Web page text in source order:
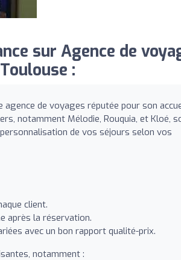
sur Agence de
:
agence de voyages réputée pour son
notamment Mélodie, Rouquia, et Kloé,
de vos séjours selon vos
client.
après la réservation.
avec un bon rapport qualité-prix.
notamment :